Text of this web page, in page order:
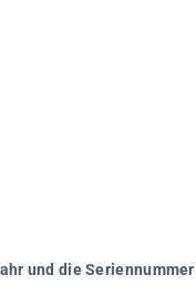
und die